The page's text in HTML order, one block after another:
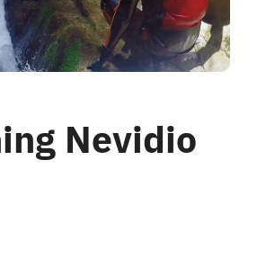
Nevidio